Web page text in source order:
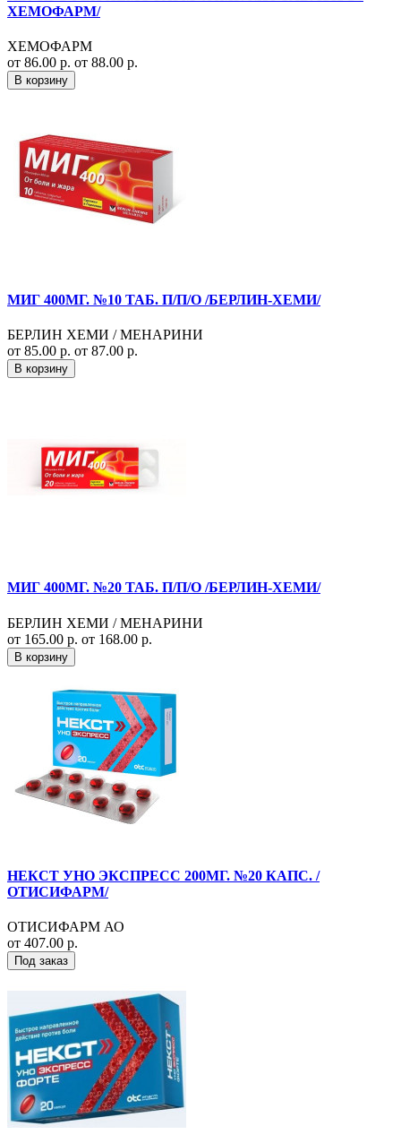
ХЕМОФАРМ/
ХЕМОФАРМ
от 86.00 р. от 88.00 р.
В корзину
МИГ 400МГ. №10 ТАБ. П/П/О /БЕРЛИН-ХЕМИ/
БЕРЛИН ХЕМИ / МЕНАРИНИ
от 85.00 р. от 87.00 р.
В корзину
МИГ 400МГ. №20 ТАБ. П/П/О /БЕРЛИН-ХЕМИ/
БЕРЛИН ХЕМИ / МЕНАРИНИ
от 165.00 р. от 168.00 р.
В корзину
НЕКСТ УНО ЭКСПРЕСС 200МГ. №20 КАПС. /
ОТИСИФАРМ/
ОТИСИФАРМ АО
от 407.00 р.
Под заказ